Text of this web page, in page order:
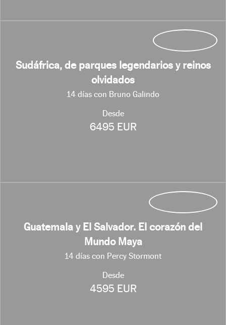
Sudáfrica, de parques legendarios y reinos
olvidados
14 días con Bruno Galindo
Desde
6495 EUR
Guatemala y El Salvador. El corazón del
Mundo Maya
14 días con Percy Stormont
Desde
4595 EUR